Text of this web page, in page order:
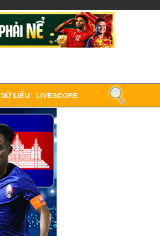
DỮ LIỆU LIVESCORE